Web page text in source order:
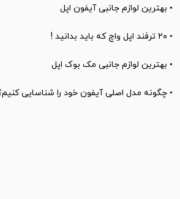
بهترین لوازم جانبی آیفون اپل
۲۰ ترفند اپل واچ که باید بدانید !
بهترین لوازم جانبی مک بوک اپل
چگونه مدل اصلی آیفون خود را شناسایی کنیم؟